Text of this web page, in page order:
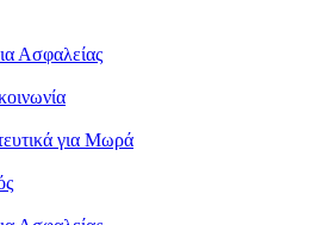
Ασφαλείας
για Μωρά